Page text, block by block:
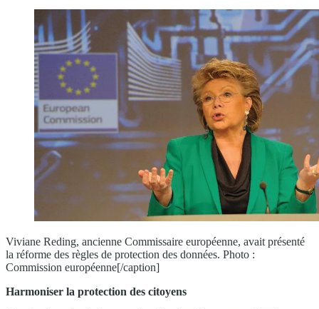
Viviane Reding, ancienne Commissaire européenne, avait présenté
la réforme des règles de protection des données. Photo :
Commission européenne[/caption]
Harmoniser la protection des citoyens